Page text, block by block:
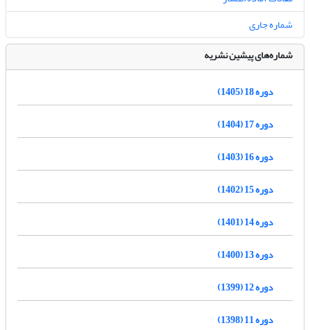
شماره جاری
شماره‌های پیشین نشریه
دوره 18 (1405)
دوره 17 (1404)
دوره 16 (1403)
دوره 15 (1402)
دوره 14 (1401)
دوره 13 (1400)
دوره 12 (1399)
دوره 11 (1398)